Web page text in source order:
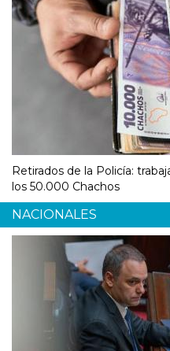
Retirados de la Policía:
los 50.000 Chachos
NACIONALES